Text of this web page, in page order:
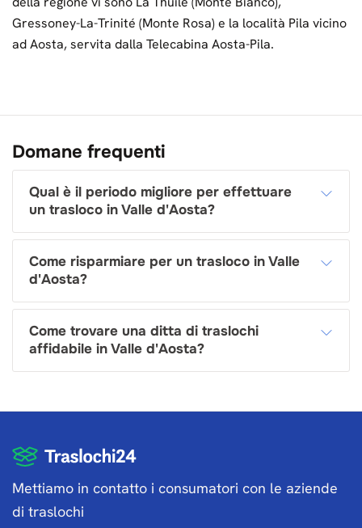
Gressoney-La-Trinité (Monte Rosa) e la località Pila vicino
ad Aosta, servita dalla Telecabina Aosta-Pila.
Domane frequenti
Qual è il periodo migliore per effettuare
un trasloco in Valle d'Aosta?
Come risparmiare per un trasloco in Valle
d'Aosta?
Come trovare una ditta di traslochi
affidabile in Valle d'Aosta?
Mettiamo in contatto i consumatori con le aziende
di traslochi